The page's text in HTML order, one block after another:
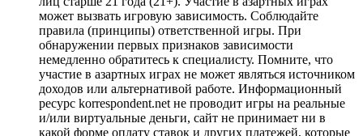
может вызвать игровую зависимость. Соблюдайте
правила (принципы) ответственной игры. При
обнаружении первых признаков зависимости
немедленно обратитесь к специалисту. Помните, что
участие в азартных играх не может являться источником
доходов или альтернативой работе. Информационный
ресурс korrespondent.net не проводит игры на реальные
и/или виртуальные деньги, сайт не принимает ни в
какой форме оплату ставок и других платежей, которые